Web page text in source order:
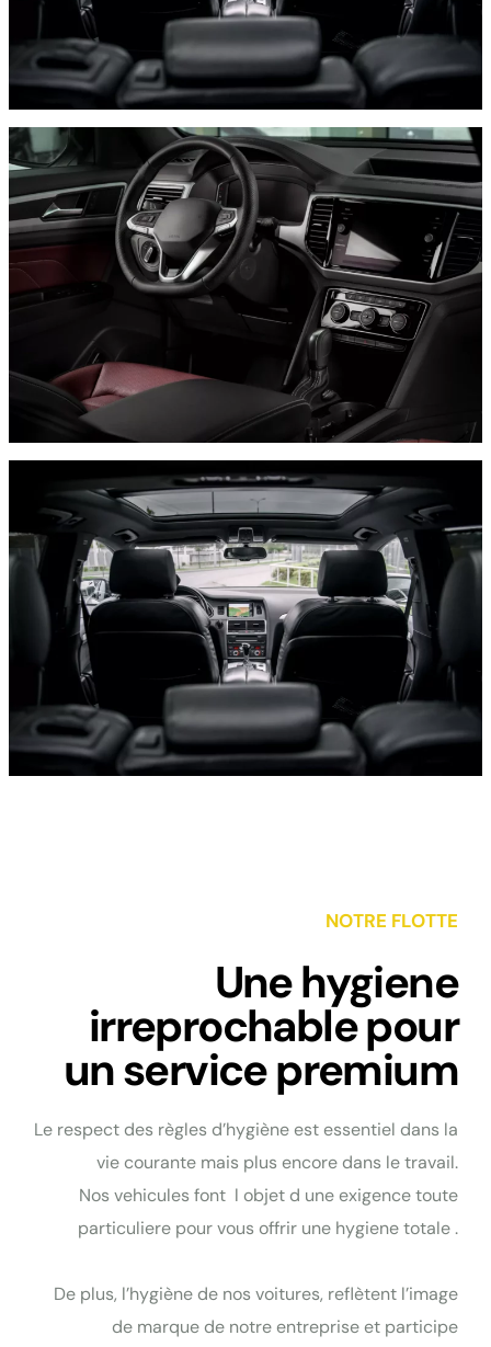
NOTRE FLOTTE
Une hygiene
irreprochable pour
un service premium
Le respect des règles d’hygiène est essentiel dans la
vie courante mais plus encore dans le travail.
Nos vehicules font l objet d une exigence toute
particuliere pour vous offrir une hygiene totale .
De plus, l’hygiène de nos voitures, reflètent l’image
de marque de notre entreprise et participe